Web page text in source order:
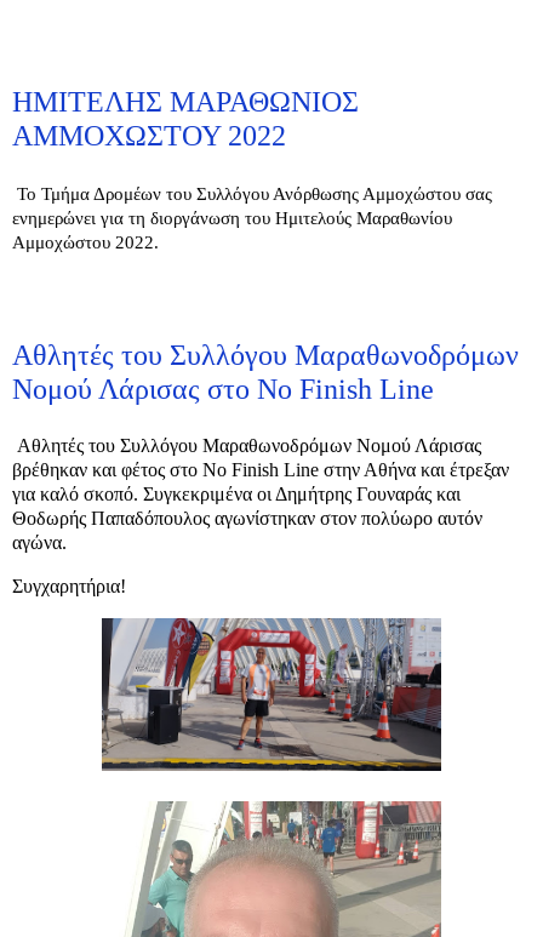
ΗΜΙΤΕΛΗΣ ΜΑΡΑΘΩΝΙΟΣ
ΑΜΜΟΧΩΣΤΟΥ 2022
Το Τμήμα Δρομέων του Συλλόγου Ανόρθωσης Αμμοχώστου σας
ενημερώνει για τη διοργάνωση του Ημιτελούς Μαραθωνίου
Αμμοχώστου 2022.
Αθλητές του Συλλόγου Μαραθωνοδρόμων
Νομού Λάρισας στο No Finish Line
Αθλητές του Συλλόγου Μαραθωνοδρόμων Νομού Λάρισας
βρέθηκαν και φέτος στο No Finish Line στην Αθήνα και έτρεξαν
για καλό σκοπό. Συγκεκριμένα οι Δημήτρης Γουναράς και
Θοδωρής Παπαδόπουλος αγωνίστηκαν στον πολύωρο αυτόν
αγώνα.
Συγχαρητήρια!